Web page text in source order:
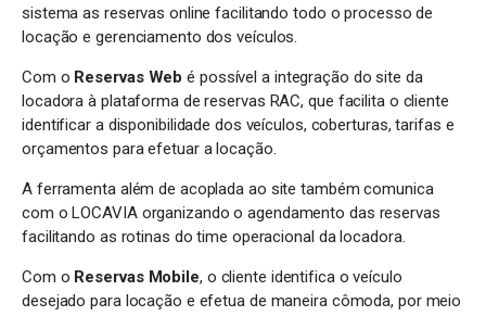
sistema as reservas online facilitando todo o processo de
locação e gerenciamento dos veículos.
Com o Reservas Web é possível a integração do site da
locadora à plataforma de reservas RAC, que facilita o cliente
identificar a disponibilidade dos veículos, coberturas, tarifas e
orçamentos para efetuar a locação.
A ferramenta além de acoplada ao site também comunica
com o LOCAVIA organizando o agendamento das reservas
facilitando as rotinas do time operacional da locadora.
Com o Reservas Mobile, o cliente identifica o veículo
desejado para locação e efetua de maneira cômoda, por meio